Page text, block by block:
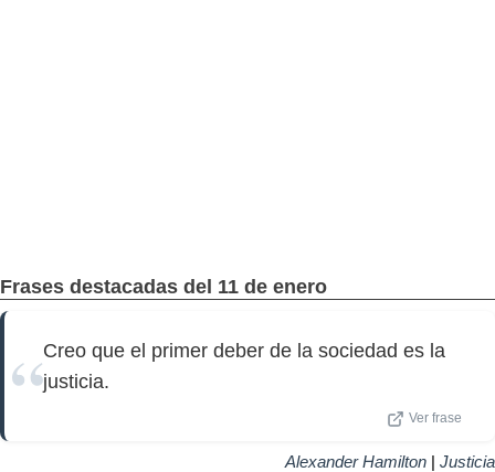
Frases destacadas del 11 de enero
Creo que el primer deber de la sociedad es la
justicia.
Ver frase
Alexander Hamilton | Justicia